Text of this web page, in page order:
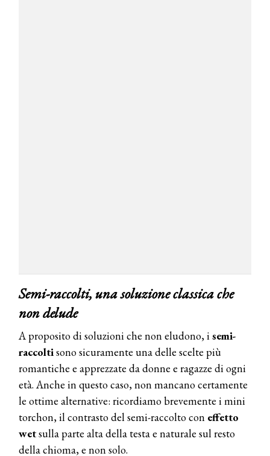
Semi-raccolti, una soluzione classica che
non delude
A proposito di soluzioni che non eludono, isemi-
raccoltisono sicuramente una delle scelte più
romantiche e apprezzate da donne e ragazze di ogni
età. Anche in questo caso, non mancano certamente
le ottime alternative: ricordiamo brevemente i mini
torchon, il contrasto del semi-raccolto con effetto
wetsulla parte alta della testa e naturale sul resto
della chioma, e non solo.